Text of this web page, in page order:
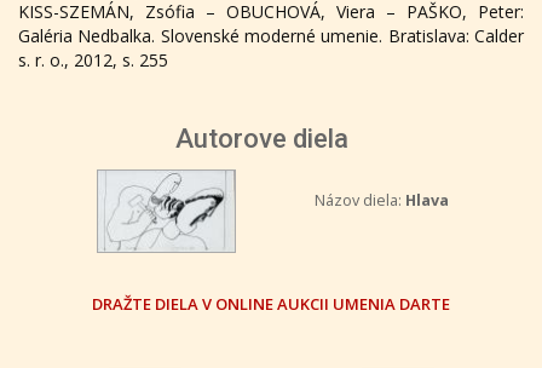
KISS-SZEMÁN, Zsófia – OBUCHOVÁ, Viera – PAŠKO, Peter:
Galéria Nedbalka. Slovenské moderné umenie. Bratislava: Calder
s. r. o., 2012, s. 255
Autorove diela
Názov diela: Hlava
DRAŽTE DIELA V ONLINE AUKCII UMENIA DARTE